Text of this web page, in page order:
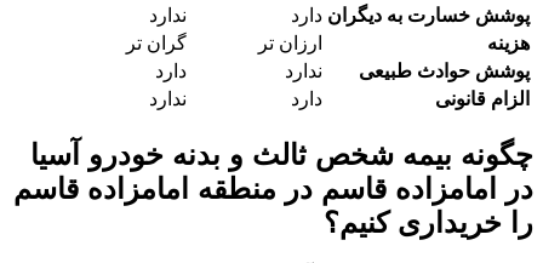
پوشش خسارت به دیگران دارد
ندارد
هزینه
ارزان تر
گران تر
پوشش حوادث طبیعی
ندارد
دارد
الزام قانونی
دارد ندارد
چگونه بیمه شخص ثالث و بدنه خودرو آسیا
در امامزاده قاسم در منطقه امامزاده قاسم
را خریداری کنیم؟